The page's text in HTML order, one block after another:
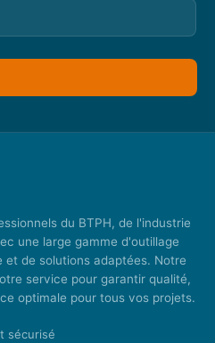
du BTPH, de l'industrie
une large gamme d'outillage
et de solutions adaptées. Notre
service pour garantir qualité,
optimale pour tous vos projets.
sécurisé